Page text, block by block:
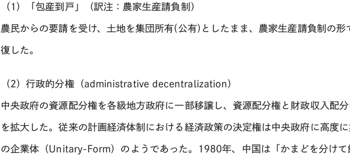
（1）「包産到戸」（訳注：農家生産請負制）
農民からの要請を受け、土地を集団所有(公有)としたまま、農家生産請負制の形
復した。
（2）行政的分権（administrative decentralization）
中央政府の資源配分権を各級地方政府に一部移譲し、資源配分権と財政収入配
を拡大した。従来の計画経済体制における経済政策の決定権は中央政府に高度
の企業体（Unitary-Form）のようであった。1980年、中国は「かまどを分けて